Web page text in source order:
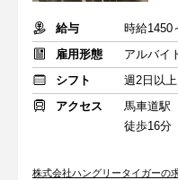
給与
時給1450
雇用形態
アルバイ
シフト
週2日以
アクセス
馬車道駅
徒歩16分
株式会社ハングリータイガーの